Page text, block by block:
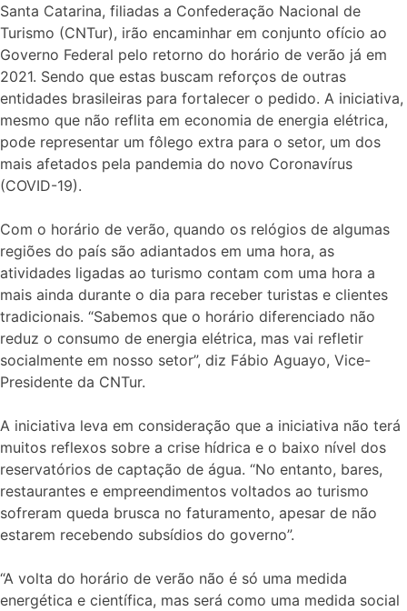
Santa Catarina, filiadas a Confederação Nacional de
Turismo (CNTur), irão encaminhar em conjunto ofício ao
Governo Federal pelo retorno do horário de verão já em
2021. Sendo que estas buscam reforços de outras
entidades brasileiras para fortalecer o pedido. A iniciativa,
mesmo que não reflita em economia de energia elétrica,
pode representar um fôlego extra para o setor, um dos
mais afetados pela pandemia do novo Coronavírus
(COVID-19).
Com o horário de verão, quando os relógios de algumas
regiões do país são adiantados em uma hora, as
atividades ligadas ao turismo contam com uma hora a
mais ainda durante o dia para receber turistas e clientes
tradicionais. “Sabemos que o horário diferenciado não
reduz o consumo de energia elétrica, mas vai refletir
socialmente em nosso setor”, diz Fábio Aguayo, Vice-
Presidente da CNTur.
A iniciativa leva em consideração que a iniciativa não terá
muitos reflexos sobre a crise hídrica e o baixo nível dos
reservatórios de captação de água. “No entanto, bares,
restaurantes e empreendimentos voltados ao turismo
sofreram queda brusca no faturamento, apesar de não
estarem recebendo subsídios do governo”.
“A volta do horário de verão não é só uma medida
energética e científica, mas será como uma medida social